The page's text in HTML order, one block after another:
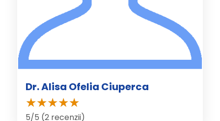
Dr. Alisa Ofelia Ciuperca
5/5 (2 recenzii)